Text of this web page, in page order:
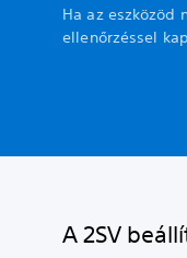
Ha az eszközöd
ellenőrzéssel
A 2SV